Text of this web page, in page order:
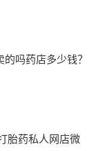
吗药店多少钱？
胎药私人网店微